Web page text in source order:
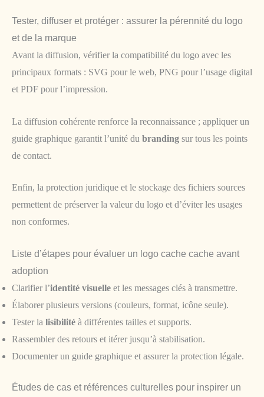
Tester, diffuser et protéger : assurer la pérennité du logo
et de la marque
Avant la diffusion, vérifier la compatibilité du logo avec les
principaux formats : SVG pour le web, PNG pour l’usage digital
et PDF pour l’impression.
La diffusion cohérente renforce la reconnaissance ; appliquer un
guide graphique garantit l’unité du branding sur tous les points
de contact.
Enfin, la protection juridique et le stockage des fichiers sources
permettent de préserver la valeur du logo et d’éviter les usages
non conformes.
Liste d’étapes pour évaluer un logo cache cache avant
adoption
Clarifier l’identité visuelle et les messages clés à transmettre.
Élaborer plusieurs versions (couleurs, format, icône seule).
Tester la lisibilité à différentes tailles et supports.
Rassembler des retours et itérer jusqu’à stabilisation.
Documenter un guide graphique et assurer la protection légale.
Études de cas et références culturelles pour inspirer un